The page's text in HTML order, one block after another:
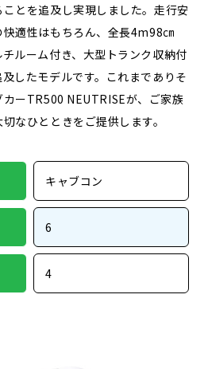
とを追及し実現しました。走行安
適性はもちろん、全長4m98㎝
ルーム付き、大型トランク収納付
したモデルです。これまでありそ
ーTR500 NEUTRISEが、ご家族
なひとときをご提供します。
キャブコン
6
4